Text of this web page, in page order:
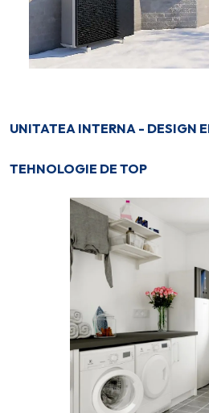
UNITATEA INTERNA - DESIGN
TEHNOLOGIE DE TOP